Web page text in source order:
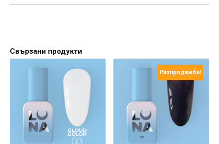
Свързани продукти
Разпродажба!